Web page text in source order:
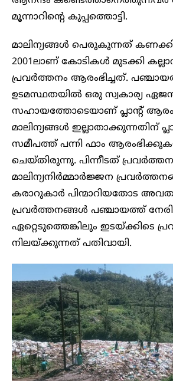
മൂന്നാറിന്റെ കുപ്പത്തൊട്ടി.
മാലിന്യങ്ങൾ പെരുകുന്നത്
2001ലാണ് കോടികൾ മുടക്കി
പ്രവർത്തനം ആരംഭിച്ചത്.
ഉടമസ്ഥതയിൽ ഒരു സ്വകാര്യ
സഹായത്തോടെയാണ് പ്ലാന്റ്
മാലിന്യങ്ങൾ ഇല്ലാതാക്കുന്നതിന്
സമീപത്ത് പന്നി ഫാം
ചെയ്തിരുന്നു. പിന്നീടത്
മാലിന്യനിർമ്മാർജ്ജന
കരാറുകാർ പിന്മാറിയതോട
പ്രവർത്തനങ്ങൾ പഞ്ചായത്ത്
ഏറ്റെടുത്തെങ്കിലും ഇടയ്ക്കിടെ
നിലയ്ക്കുന്നത് പതിവായി.